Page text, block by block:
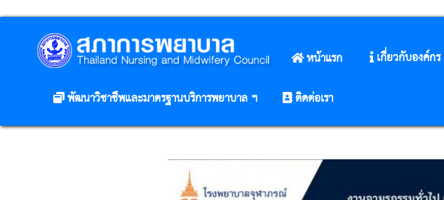
หน้าแรก เกี่ยวกับองค์กร
พัฒนาวิชาชีพและมาตรฐานบริการพยาบาล ฯ
ติดต่อเรา